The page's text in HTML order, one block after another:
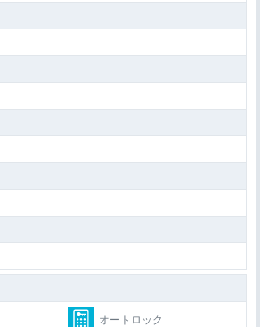
オートロック